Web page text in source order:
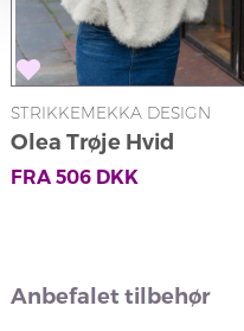
STRIKKEMEKKA DESIGN
Olea Trøje Hvid
FRA 506DKK
Anbefalet tilbehør